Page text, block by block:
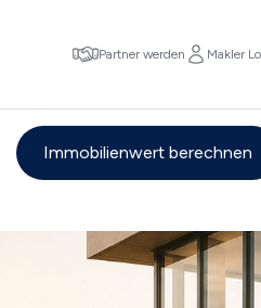
Partner werden Makler
Immobilienwert berechnen